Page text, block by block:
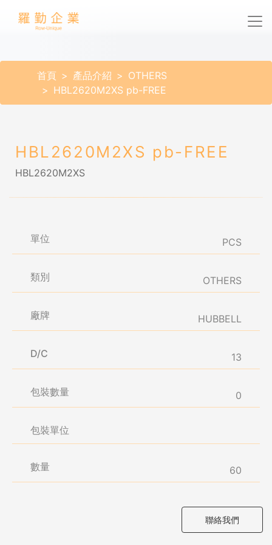
首頁 產品介紹
OTHERS
HBL2620M2XS pb-FREE
HBL2620M2XS pb-FREE
HBL2620M2XS
單位 PCS
類別 OTHERS
廠牌 HUBBELL
D/C 13
包裝數量 0
包裝單位
數量 60
聯絡我們